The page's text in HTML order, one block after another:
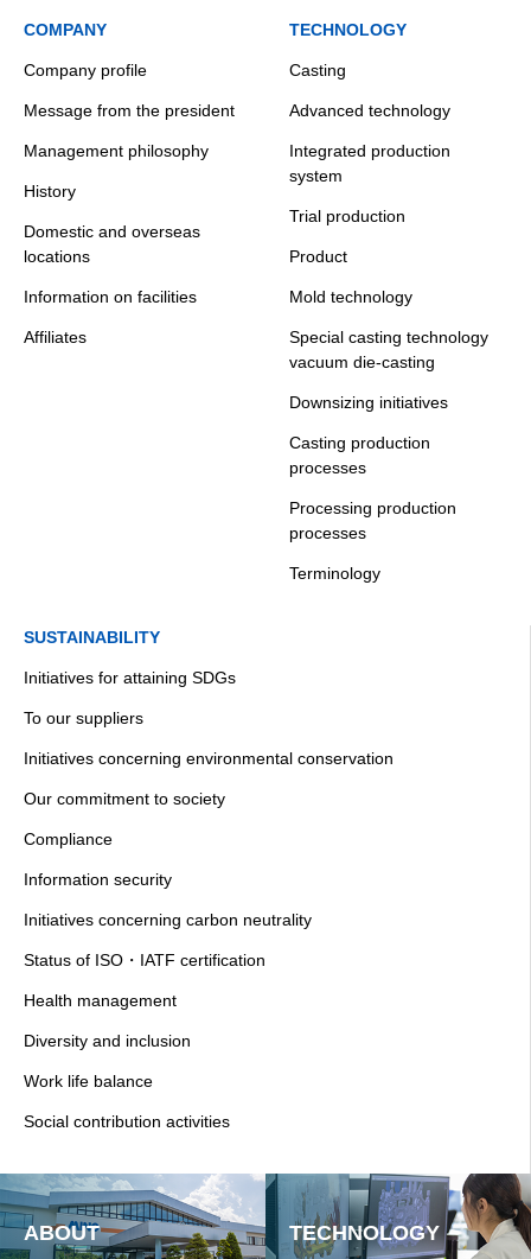
COMPANY
Company profile
Message from the president
Management philosophy
History
Domestic and overseas
locations
Information on facilities
Affiliates
TECHNOLOGY
Casting
Advanced technology
Integrated production
system
Trial production
Product
Mold technology
Special casting technology
vacuum die-casting
Downsizing initiatives
Casting production
processes
Processing production
processes
Terminology
SUSTAINABILITY
Initiatives for attaining SDGs
To our suppliers
Initiatives concerning environmental conservation
Our commitment to society
Compliance
Information security
Initiatives concerning carbon neutrality
Status of ISO・IATF certification
Health management
Diversity and inclusion
Work life balance
Social contribution activities
ABOUT TECHNOLOGY